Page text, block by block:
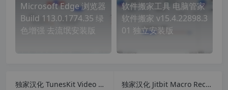
Microsoft Edge 浏览器
Build 113.0.1774.35 绿
色增强 去流氓安装版
软件搬家工具 电脑管家
软件搬家 v15.4.22898.3
01 独立安装版
独家汉化 TunesKit Video Cutter 2.3.2.47 汉化中文版 视频无损分割软件
独家汉化 Jitbit Macro Recorder v5.9.0 鼠标键盘宏录制工具